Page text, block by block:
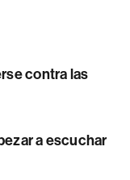
contra las
a escuchar